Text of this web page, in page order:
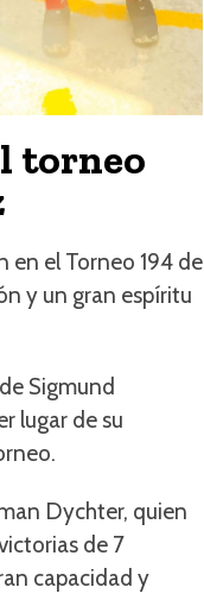
torneo
en el Torneo 194 de
y un gran espíritu
Sigmund
lugar de su
Dychter, quien
de 7
capacidad y